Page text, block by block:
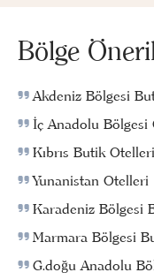
Bölge
Akdeniz Bölgesi
İç Anadolu Bölgesi
Kıbrıs Butik Otelleri
Yunanistan Otelleri
Karadeniz Bölgesi
Marmara Bölgesi
G.doğu Anadolu